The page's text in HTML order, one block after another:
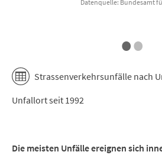
Datenquelle: Bundesamt
••
Strassenverkehrsunfälle nach
Unfallort seit 1992
Die meisten Unfälle ereignen sich